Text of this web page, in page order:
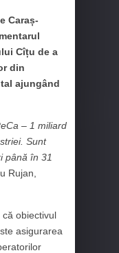
Caraș-
Cîțu de a
din
ajungând
– 1 miliard
Sunt
până în 31
Rujan,
obiectivul
asigurarea